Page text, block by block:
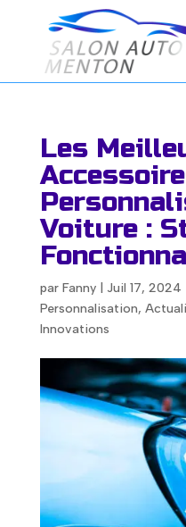
Les
Voiture :
par Fanny| Juil 17, 2024
Personnalisation,
Innovations